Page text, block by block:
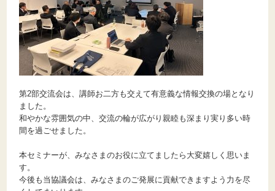
第2部交流会は、講師お二方も交えて有意義な情報交換の場となり
ました。
和やかな雰囲気の中、交流の輪が広がり親睦も深まり実り多い時
間を過ごせました。
本セミナーが、みなさまのお役に立てましたら大変嬉しく思いま
す。
今後も当協議会は、みなさまのご発展に貢献できますよう力を尽